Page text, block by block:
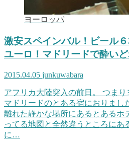
ヨーロッパ
激安スペインバル！ビール
ユーロ！マドリードで酔いど
2015.04.05 junkuwabara
アフリカ大陸突入の前日。 つま
マドリードのとある宿におりまし
離れた静かな場所にあるとあるホ
ってる地図と全然違うところにあ
に…